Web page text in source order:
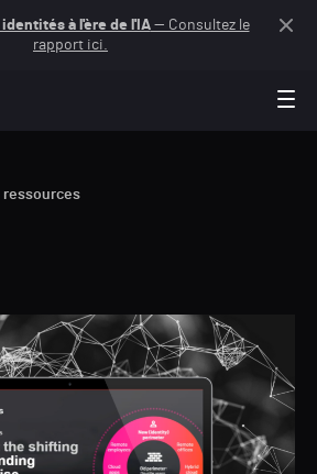
à l'ère de l'IA— Consultez le
rapport ici.
ressources